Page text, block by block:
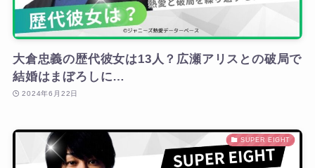
大倉忠義の歴代彼女は13人？広瀬アリスとの破局で
結婚はまぼろしに…
2024年6月22日
SUPER EIGHT